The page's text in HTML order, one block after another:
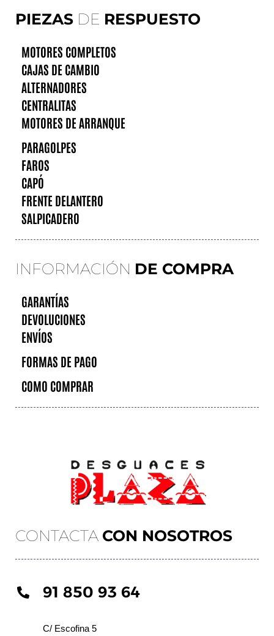
CONTACTA CON NOSOTROS
91 850 93 64
C/ Escofina 5
PIEZAS DE RESPUESTO
MOTORES COMPLETOS
CAJAS DE CAMBIO
ALTERNADORES
CENTRALITAS
MOTORES DE ARRANQUE
PARAGOLPES
FAROS
CAPÓ
FRENTE DELANTERO
SALPICADERO
INFORMACIÓN DE COMPRA
GARANTÍAS
DEVOLUCIONES
ENVÍOS
FORMAS DE PAGO
COMO COMPRAR